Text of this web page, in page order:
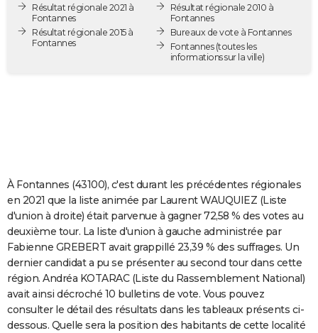
Destinations
City break
Voyage nature
Voyage de noces
Forum
PHOTO
GUIDES D'ACHAT
COPAINS D'AVANT
S'inscrire
Se connecter
Lycées
Collèges
Primaires
Universités
Entreprises
Service militaire
Avis de recherche
AVIS DE DÉCÈS
FORUM
Bricolage
Lifestyle
Culture
Sport
Auto
Television
Voyage
Cinema
Résultat régionale 2021 à
Fontannes
Résultat régionale 2015 à
Fontannes
Résultat régionale 2010 à
Fontannes
Bureaux de vote à Fontannes
Fontannes(toutes les
informations sur la ville)
À Fontannes (43100), c'est durant les précédentes régionales
en 2021 que la liste animée par Laurent WAUQUIEZ (Liste
d'union à droite) était parvenue à gagner 72,58 % des votes au
deuxième tour. La liste d'union à gauche administrée par
Fabienne GREBERT avait grappillé 23,39 % des suffrages. Un
dernier candidat a pu se présenter au second tour dans cette
région. Andréa KOTARAC (Liste du Rassemblement National)
avait ainsi décroché 10 bulletins de vote. Vous pouvez
consulter le détail des résultats dans les tableaux présents ci-
dessous. Quelle sera la position des habitants de cette localité